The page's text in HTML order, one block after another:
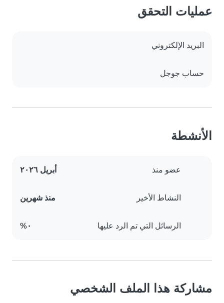
عمليات التحقق
البريد الإلكتروني
حساب جوجل
الأنشطة
عضو منذ أبريل ٢٠٢٦
النشاط الأخير منذ شهرين
الرسائل التي تم الرد عليها ٠%
مشاركة هذا الملف الشخصي